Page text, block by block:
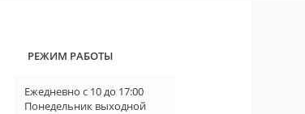
РЕЖИМ РАБОТЫ
Ежедневно с 10 до 17:00
Понедельник выходной